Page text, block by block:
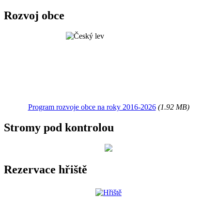
Rozvoj obce
Program rozvoje obce na roky 2016-2026(1.92 MB)
Stromy pod kontrolou
Rezervace hřiště